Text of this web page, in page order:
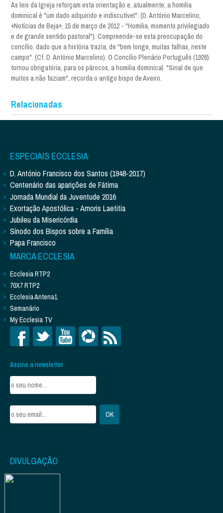
As leis da Igreja reforçam esta orientação e, atualmente, a homilia
dominical é "um dado adquirido e indiscutível". (D. António Marcelino;
«Notícias de Beja», 15 de março de 2012 - "Homilia, momento privilegiado
e de grande sentido pastoral"). Compreende-se esta preocupação do
concílio, dado que a história trazia, de "bem longe, muitas falhas, neste
campo". (Cf. D. António Marcelino). O Concílio Plenário Português (1926)
tornou obrigatória, para os párocos, a homilia dominical. "Sinal de que
muitos a não faziam", recorda o antigo bispo de Aveiro.
Relacionadas
ESPECIAIS ECCLESIA
D. António Francisco dos Santos (1948-2017)
Centenário das aparições de Fátima
Jornada Mundial da Juventude 2016
Exortação Apostólica - Amoris Laetitia
Jubileu da Misericórdia
Sínodo dos Bispos sobre a Família
Papa Francisco
MARCA ECCLESIA
Ecclesia RTP2
70X7 RTP2
Ecclesia Antena1
Semanário
My Ecclesia TV
Assine a newsletter
DIVULGAÇÃO